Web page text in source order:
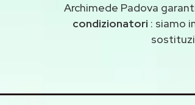
Archimede Padova
condizionatori : siamo